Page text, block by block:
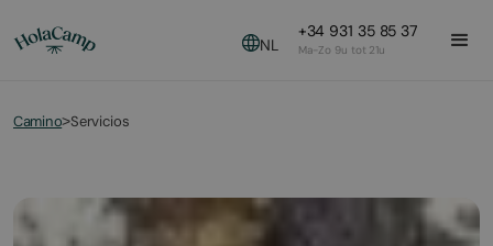
NL
+34 931 35 85 37
Ma-Zo 9u tot 21u
Camino>Servicios